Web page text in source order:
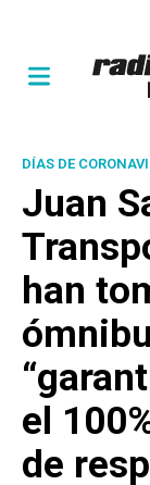
DÍAS DE
Juan
han
el
de